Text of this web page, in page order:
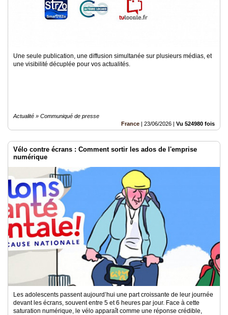
Une seule publication, une diffusion simultanée sur plusieurs médias, et
une visibilité décuplée pour vos actualités.
Actualité » Communiqué de presse
France | 23/06/2026 | Vu 524980 fois
Vélo contre écrans : Comment sortir les ados de l'emprise
numérique
Les adolescents passent aujourd’hui une part croissante de leur journée
devant les écrans, souvent entre 5 et 6 heures par jour. Face à cette
saturation numérique, le vélo apparaît comme une réponse crédible,